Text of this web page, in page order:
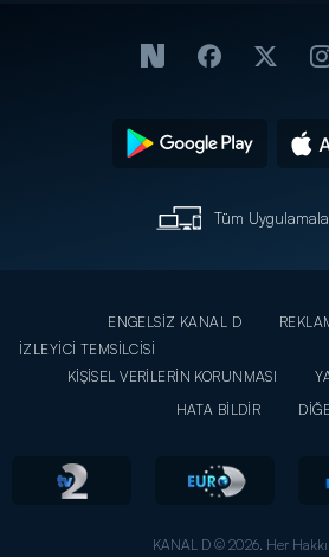
Tüm
ENGELSİZ KANAL D
İZLEYİCİ TEMSİLCİSİ
KİŞİSEL VERİLERİN KORUNMASI
HATA BİLDİR
KANAL D © 2026. Her Hakkı